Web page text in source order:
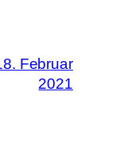
Februar
2021